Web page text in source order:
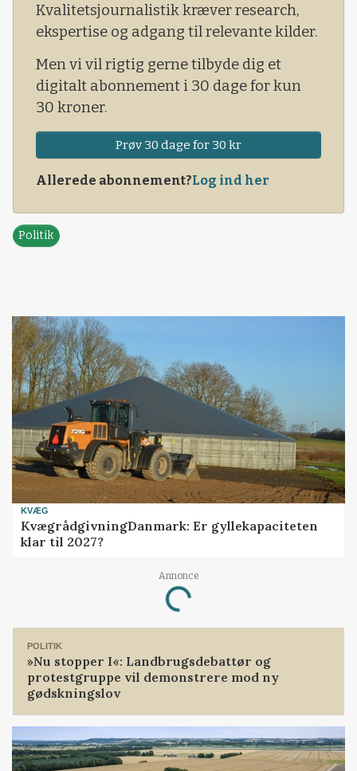
Kvalitetsjournalistik kræver research,
ekspertise og adgang til relevante kilder.
Men vi vil rigtig gerne tilbyde dig et
digitalt abonnement i 30 dage for kun
30 kroner.
Prøv 30 dage for 30 kr
Allerede abonnement?Log ind her
Politik
KVÆG
KvægrådgivningDanmark: Er gyllekapaciteten
klar til 2027?
Annonce
Loading...
POLITIK
»Nu stopper I«: Landbrugsdebattør og
protestgruppe vil demonstrere mod ny
gødskningslov